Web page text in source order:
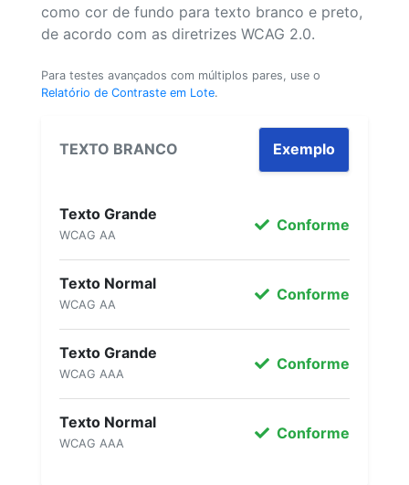
como cor de fundo para texto branco e preto,
de acordo com as diretrizes WCAG 2.0.
Para testes avançados com múltiplos pares, use o
Relatório de Contraste em Lote.
TEXTO BRANCO Exemplo
Texto Grande
WCAG AA
Conforme
Texto Normal
WCAG AA
Conforme
Texto Grande
WCAG AAA
Conforme
Texto Normal
WCAG AAA
Conforme